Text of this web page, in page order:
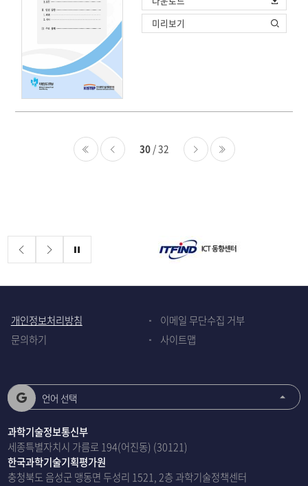
미리보기
30 / 32
배너존
개인정보처리방침
이메일 무단수집 거부
문의하기
사이트맵
언어 선택
과학기술정보통신부
세종특별자치시 가름로 194(어진동) (30121)
한국과학기술기획평가원
충청북도 음성군 맹동면 두성리 1521, 2층 과학기술정책센터